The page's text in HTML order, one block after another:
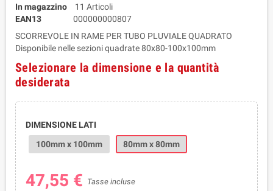
In magazzino
11 Articoli
EAN13
000000000807
SCORREVOLE IN RAME PER TUBO PLUVIALE QUADRATO
Disponibile nelle sezioni quadrate 80x80-100x100mm
Selezionare la dimensione e la quantità
desiderata
DIMENSIONE LATI
100mm x 100mm
80mm x 80mm
47,55 € Tasse incluse